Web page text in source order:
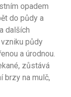
opadem
do půdy a
dalších
půdy
a úrodnou.
zůstává
brzy na mulč,